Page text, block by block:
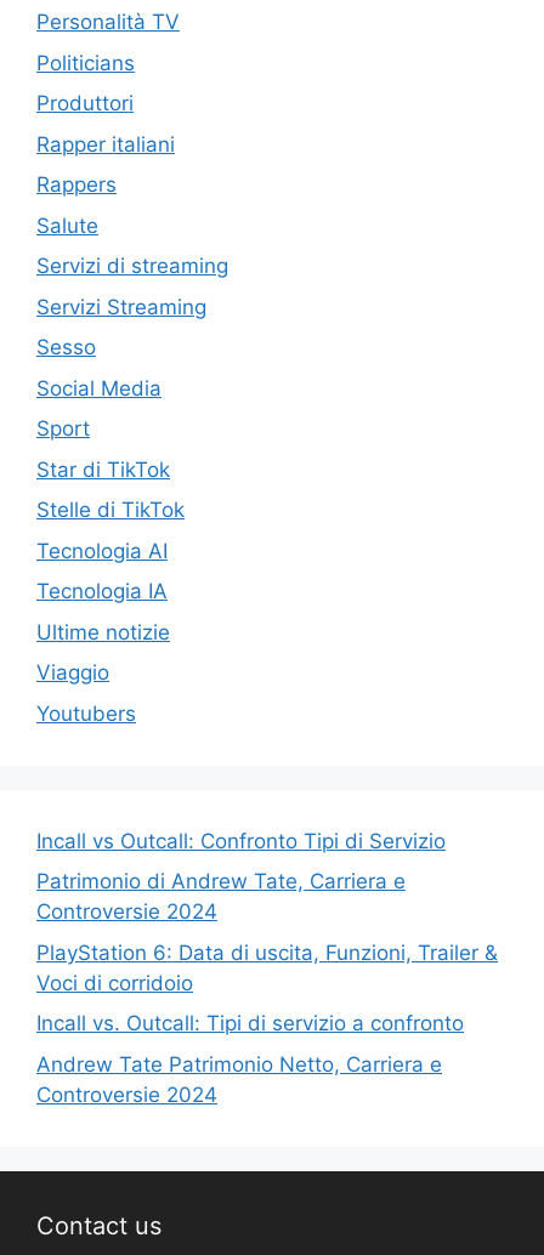
Personalità TV
Politicians
Produttori
Rapper italiani
Rappers
Salute
Servizi di streaming
Servizi Streaming
Sesso
Social Media
Sport
Star di TikTok
Stelle di TikTok
Tecnologia AI
Tecnologia IA
Ultime notizie
Viaggio
Youtubers
Incall vs Outcall: Confronto Tipi di Servizio
Patrimonio di Andrew Tate, Carriera e
Controversie 2024
PlayStation 6: Data di uscita, Funzioni, Trailer &
Voci di corridoio
Incall vs. Outcall: Tipi di servizio a confronto
Andrew Tate Patrimonio Netto, Carriera e
Controversie 2024
Contact us